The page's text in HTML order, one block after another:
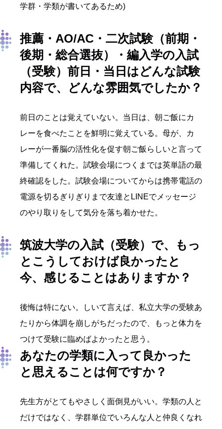
学群・学類が書いてあるため)
推薦・AO/AC・二次試験（前期・
後期・総合選抜）・編入学の入試
（受験）前日・ 当日はどんな試験
内容で、どんな雰囲気でしたか？
前日のことは覚えていない。当日は、朝ご飯にカ
レーを食べたことを鮮明に覚えている。母が、カ
レーが一番脳の活性化を促す朝ご飯らしいと言って
準備してくれた。試験会場につくまでは英単語の最
終確認をした。試験会場についてからは携帯電話の
電源を切るぎりぎりまで友達とLINEでメッセージ
のやり取りをして気分を落ち着かせた。
筑波大学の入試（受験）で、もっ
とこうしておけば良かったと
今、感じることはありますか？
後悔は特にない。しいて言えば、私立大学の受験あ
たりから体調を崩しがちだったので、もっと体力を
つけて受験に臨めばよかったと思う。
あなたの学類に入って良かった
と思えることは何ですか？
先生方がとてもやさしく面倒見がいい。学類の人と
だけではなく、学群単位でいろんな人と仲良くなれ